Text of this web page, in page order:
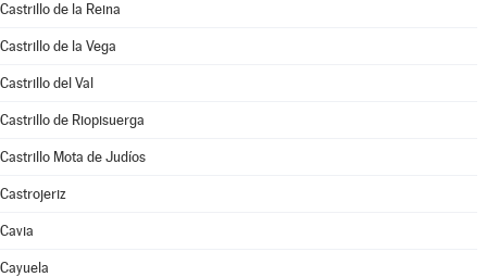
Castrillo de la Reina
Castrillo de la Vega
Castrillo del Val
Castrillo de Riopisuerga
Castrillo Mota de Judíos
Castrojeriz
Cavia
Cayuela